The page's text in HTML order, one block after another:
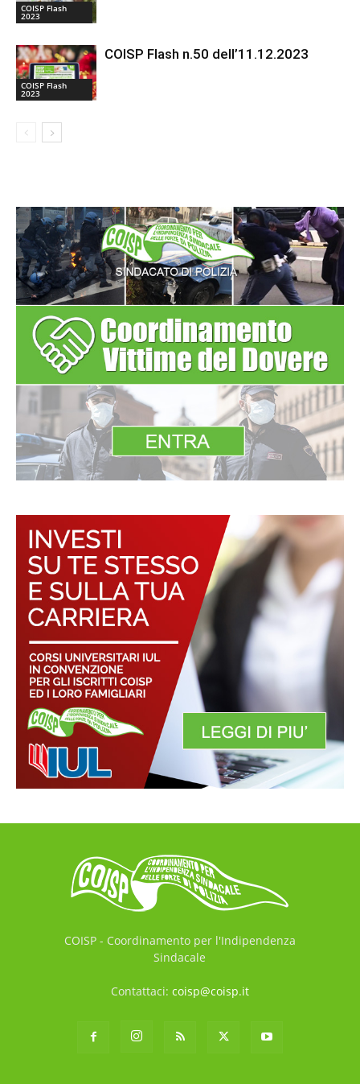
COISP Flash
2023
COISP Flash
2023
COISP Flash n.50 dell’11.12.2023
COISP - Coordinamento per l'Indipendenza
Sindacale
Contattaci: coisp@coisp.it